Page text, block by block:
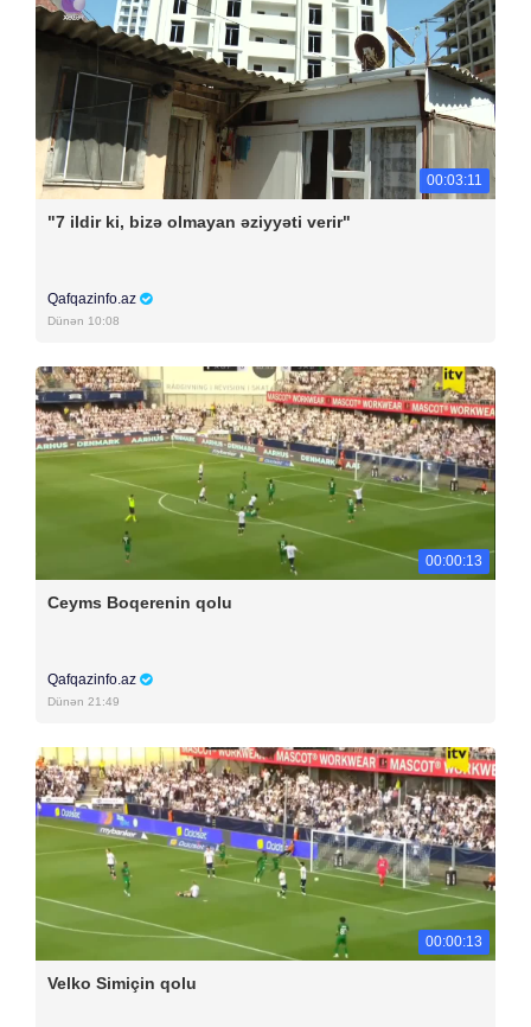
00:03:11
"7 ildir ki, bizə olmayan əziyyəti verir"
Qafqazinfo.az
Dünən 10:08
00:00:13
Ceyms Boqerenin qolu
Qafqazinfo.az
Dünən 21:49
00:00:13
Velko Simiçin qolu